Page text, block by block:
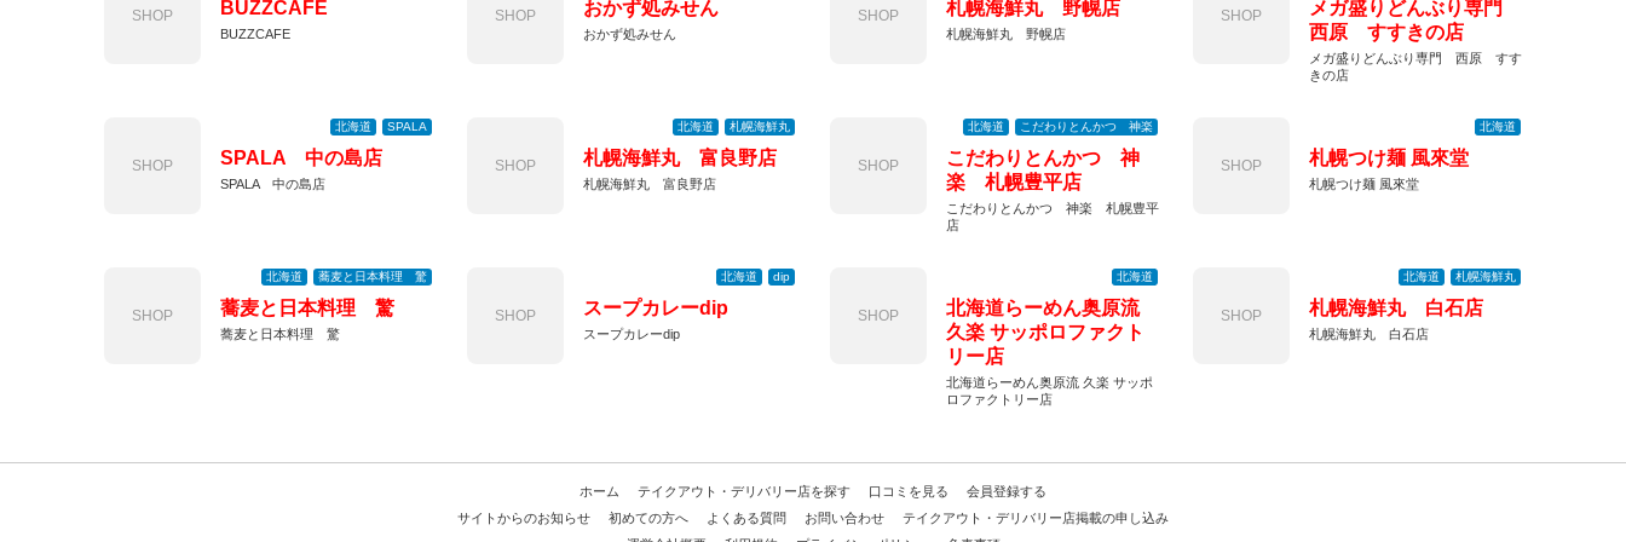
SHOP BUZZCAFE
BUZZCAFE
SHOP おかず処みせん
おかず処みせん
SHOP 札幌海鮮丸 野幌店
札幌海鮮丸 野幌店
SHOP
メガ盛りどんぶり専門
西原 すすきの店
メガ盛りどんぶり専門 西原 すす
きの店
SHOP
北海道 SPALA
SPALA 中の島店
SPALA 中の島店
SHOP
北海道 札幌海鮮丸
札幌海鮮丸 富良野店
札幌海鮮丸 富良野店
SHOP
北海道 こだわりとんかつ 神楽
こだわりとんかつ 神
楽 札幌豊平店
こだわりとんかつ 神楽 札幌豊平
店
SHOP
北海道
札幌つけ麺 風來堂
札幌つけ麺 風來堂
SHOP
北海道 蕎麦と日本料理 驚
蕎麦と日本料理 驚
蕎麦と日本料理 驚
SHOP
北海道 dip
スープカレーdip
スープカレーdip
SHOP
北海道
北海道らーめん奥原流
久楽 サッポロファクト
リー店
北海道らーめん奥原流 久楽 サッポ
ロファクトリー店
SHOP
北海道 札幌海鮮丸
札幌海鮮丸 白石店
札幌海鮮丸 白石店
ホーム テイクアウト・デリバリー店を探す 口コミを見る
会員登録する
サイトからのお知らせ
初めての方へ よくある質問 お問い合わせ
テイクアウト・デリバリー店掲載の申し込み